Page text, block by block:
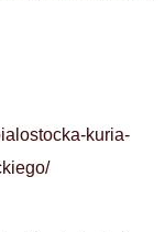
kuria-